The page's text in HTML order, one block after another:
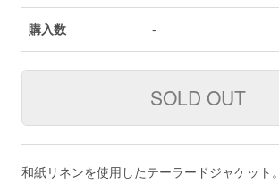
購入数 -
和紙リネンを使用したテーラードジャケット。